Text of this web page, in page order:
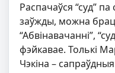
Распачаўся “суд” па
заўжды, можна
“Абвінавачанні”,
фэйкавае. Толькі
Чэкіна –